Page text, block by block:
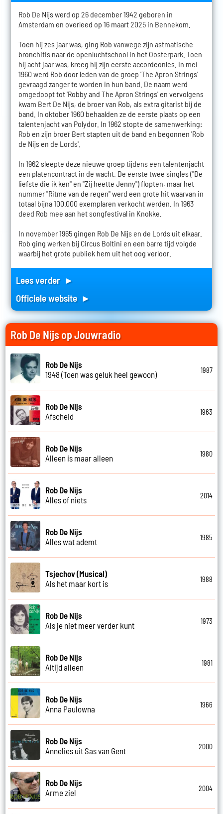
Rob De Nijs werd op 26 december 1942 geboren in
Amsterdam en overleed op 16 maart 2025 in Bennekom.
Toen hij zes jaar was, ging Rob vanwege zijn astmatische
bronchitis naar de openluchtschool in het Oosterpark. Toen
hij acht jaar was, kreeg hij zijn eerste accordeonles. In mei
1960 werd Rob door leden van de groep 'The Apron Strings'
gevraagd zanger te worden in hun band. De naam werd
omgedoopt tot 'Robby and The Apron Strings' en vervolgens
kwam Bert De Nijs, de broer van Rob, als extra gitarist bij de
band. In oktober 1960 behaalden ze de eerste plaats op een
talentenjacht van Polydor. In 1962 stopte de samenwerking:
Rob en zijn broer Bert stapten uit de band en begonnen 'Rob
de Nijs en de Lords'.
In 1962 sleepte deze nieuwe groep tijdens een talentenjacht
een platencontract in de wacht. De eerste twee singles ("De
liefste die ik ken" en "Zij heette Jenny") flopten, maar het
nummer "Ritme van de regen" werd een grote hit waarvan in
totaal bijna 100.000 exemplaren verkocht werden. In 1963
deed Rob mee aan het songfestival in Knokke.
In november 1965 gingen Rob De Nijs en de Lords uit elkaar.
Rob ging werken bij Circus Boltini en een barre tijd volgde
waarbij het grote publiek hem uit het oog verloor.
Lees verder ►
Officiele website ►
Rob De Nijs op Jouwradio
Rob De Nijs
1948 (Toen was geluk heel gewoon)
1987
Rob De Nijs
Afscheid
1963
Rob De Nijs
Alleen is maar alleen
1980
Rob De Nijs
Alles of niets
2014
Rob De Nijs
Alles wat ademt
1985
Tsjechov (Musical)
Als het maar kort is
1988
Rob De Nijs
Als je niet meer verder kunt
1973
Rob De Nijs
Altijd alleen
1981
Rob De Nijs
Anna Paulowna
1966
Rob De Nijs
Annelies uit Sas van Gent
2000
Rob De Nijs
Arme ziel
2004